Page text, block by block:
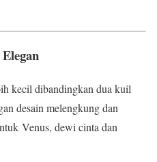
kecil dibandingkan dua kuil
desain melengkung dan
Venus, dewi cinta dan